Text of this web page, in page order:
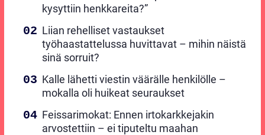
kysyttiin henkkareita?”
Liian rehelliset vastaukset
työhaastattelussa huvittavat – mihin näistä
sinä sorruit?
Kalle lähetti viestin väärälle henkilölle –
mokalla oli huikeat seuraukset
Feissarimokat: Ennen irtokarkkejakin
arvostettiin – ei tiputeltu maahan